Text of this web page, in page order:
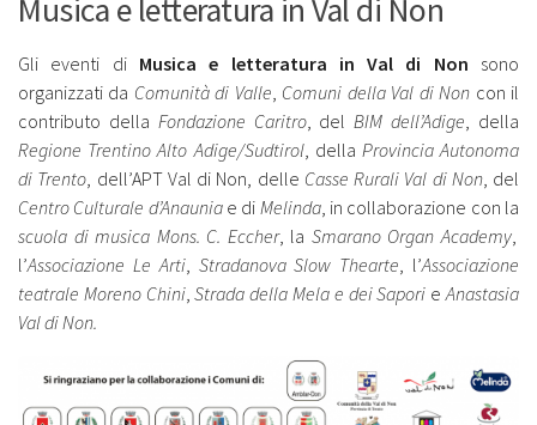
Musica e letteratura in Val di Non
Gli eventi di Musica e letteratura in Val di Non sono
organizzati da Comunità di Valle Comuni della Val di Non con il
contributo della Fondazione Caritro, del BIM dell’Adige , della
Regione Trentino Alto Adige/Sudtirol, della Provincia Autonoma
di Trento , dell’APT Val di Non, delle Casse Rurali Val di Non, del
Centro Culturale d’Anauniae di Melinda, in collaborazione con la
scuola di musica Mons. C. Eccher, la Smarano Organ Academy,
l’Associazione Le Arti, Stradanova Slow Thearte , l’Associazione
teatrale Moreno Chini,Strada della Mela e dei Sapori eAnastasia
Val di Non.